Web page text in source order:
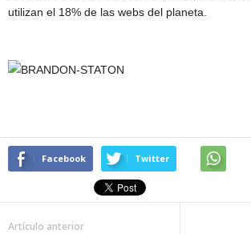
utilizan el 18% de las webs del planeta.
Facebook Twitter
Artículo anterior